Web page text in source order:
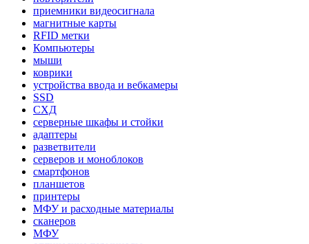
приемники видеосигнала
магнитные карты
RFID метки
Компьютеры
мыши
коврики
устройства ввода и вебкамеры
SSD
СХД
серверные шкафы и стойки
адаптеры
разветвители
серверов и моноблоков
смартфонов
планшетов
принтеры
МФУ и расходные материалы
сканеров
МФУ